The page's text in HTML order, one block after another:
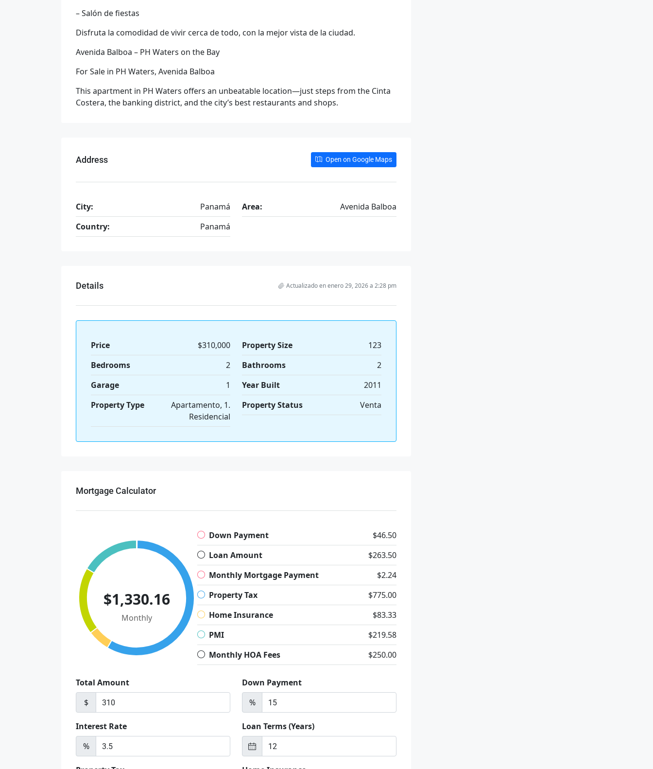
– Salón de fiestas
Disfruta la comodidad de vivir cerca de todo, con la mejor vista de la ciudad.
Avenida Balboa – PH Waters on the Bay
For Sale in PH Waters, Avenida Balboa
This apartment in PH Waters offers an unbeatable location—just steps from the Cinta
Costera, the banking district, and the city’s best restaurants and shops.
Address Open on Google Maps
City: Panamá Area:
Avenida Balboa
Country:
Panamá
Details Actualizado en enero 29, 2026 a 2:28 pm
Price $310,000 Property Size
123
Bedrooms
2 Bathrooms
2
Garage
1 Year Built
2011
Property Type
Apartamento, 1.
Residencial
Property Status Venta
Mortgage Calculator
$1,330.16
Monthly
Down Payment
$46.50
Loan Amount
$263.50
Monthly Mortgage Payment
$2.24
Property Tax
$775.00
Home Insurance
$83.33
PMI
$219.58
Monthly HOA Fees
$250.00
Total Amount
$
Down Payment
%
Interest Rate
%
Loan Terms (Years)